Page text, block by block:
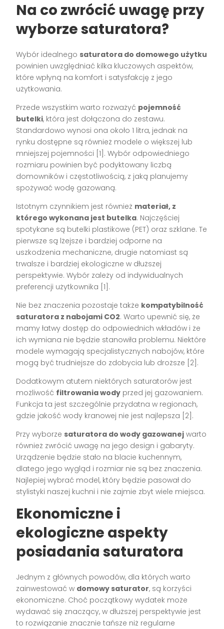
Na co zwrócić uwagę przy
wyborze saturatora?
Wybór idealnego saturatora do domowego użytku
powinien uwzględniać kilka kluczowych aspektów,
które wpłyną na komfort i satysfakcję z jego
użytkowania.
Przede wszystkim warto rozważyć pojemność
butelki, która jest dołączona do zestawu.
Standardowo wynosi ona około 1 litra, jednak na
rynku dostępne są również modele o większej lub
mniejszej pojemności [1]. Wybór odpowiedniego
rozmiaru powinien być podyktowany liczbą
domowników i częstotliwością, z jaką planujemy
spożywać wodę gazowaną.
Istotnym czynnikiem jest również materiał, z
którego wykonana jest butelka. Najczęściej
spotykane są butelki plastikowe (PET) oraz szklane. Te
pierwsze są lżejsze i bardziej odporne na
uszkodzenia mechaniczne, drugie natomiast są
trwalsze i bardziej ekologiczne w dłuższej
perspektywie. Wybór zależy od indywidualnych
preferencji użytkownika [1].
Nie bez znaczenia pozostaje także kompatybilność
saturatora z nabojami CO2. Warto upewnić się, że
mamy łatwy dostęp do odpowiednich wkładów i że
ich wymiana nie będzie stanowiła problemu. Niektóre
modele wymagają specjalistycznych nabojów, które
mogą być trudniejsze do zdobycia lub droższe [2].
Dodatkowym atutem niektórych saturatorów jest
możliwość filtrowania wody przed jej gazowaniem.
Funkcja ta jest szczególnie przydatna w regionach,
gdzie jakość wody kranowej nie jest najlepsza [2].
Przy wyborze saturatora do wody gazowanej warto
również zwrócić uwagę na jego design i gabaryty.
Urządzenie będzie stało na blacie kuchennym,
dlatego jego wygląd i rozmiar nie są bez znaczenia.
Najlepiej wybrać model, który będzie pasował do
stylistyki naszej kuchni i nie zajmie zbyt wiele miejsca.
Ekonomiczne i
ekologiczne aspekty
posiadania saturatora
Jednym z głównych powodów, dla których warto
zainwestować w domowy saturator, są korzyści
ekonomiczne. Choć początkowy wydatek może
wydawać się znaczący, w dłuższej perspektywie jest
to rozwiązanie znacznie tańsze niż regularne